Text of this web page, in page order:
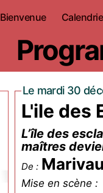
Bienvenue
Le mardi 30
L'ile des
L’île des
maîtres
De :
Mise en scène :